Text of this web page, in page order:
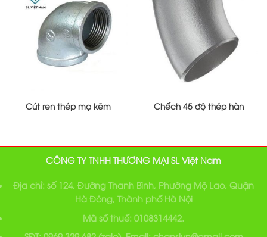
Cút ren thép mạ kẽm Chếch 45 độ thép hàn
CÔNG TY TNHH THƯƠNG MẠI SL Việt Nam
Địa chỉ: số 124, Đường Thanh Bình, Phường Mộ Lao, Quận
Hà Đông, Thành phố Hà Nội
Mã số thuế: 0108314442.